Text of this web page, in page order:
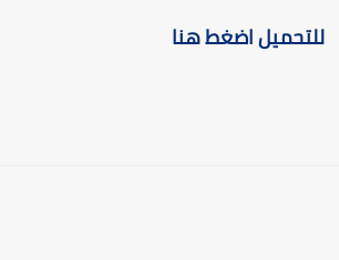
للتحميل اضغط هنا